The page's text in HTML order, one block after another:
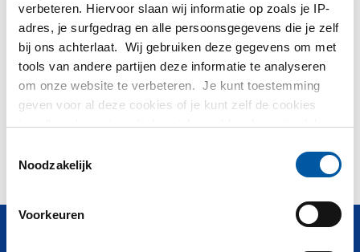
verbeteren. Hiervoor slaan wij informatie op zoals je IP-
adres, je surfgedrag en alle persoonsgegevens die je zelf
bij ons achterlaat. Wij gebruiken deze gegevens om met
tools van andere partijen deze informatie te analyseren
om onze website te verbeteren. Je kunt toestemming
geven voor al deze cookies of je kunt zelf de cookies
instellen als je niet wilt dat wij bepaalde informatie delen.
partijen waarmee wij samenwerken vind je in ons
Noodzakelijk
Voorkeuren
Meer informatie over de soorten alumunium platen.
Lees meer
Geen producten gevonden binnen: Halfrond
Kunt u niet vinden wat u zoekt? OnzeAfdeling Verkoop